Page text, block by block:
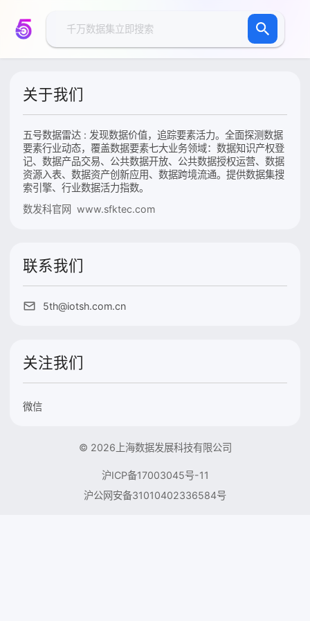
关于我们
五号数据雷达 : 发现数据价值，追踪要素活力。全面探测数据
要素行业动态，覆盖数据要素七大业务领域：数据知识产权登
记、数据产品交易、公共数据开放、公共数据授权运营、数据
资源入表、数据资产创新应用、数据跨境流通。提供数据集搜
索引擎、行业数据活力指数。
数发科官网 www.sfktec.com
联系我们
5th@iotsh.com.cn
关注我们
微信
© 2026上海数据发展科技有限公司
沪ICP备17003045号-11
沪公网安备31010402336584号